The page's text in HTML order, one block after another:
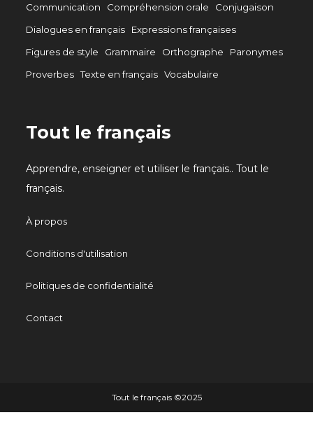
Communication Compréhension orale
Conjugaison
Dialogues en français
Expressions françaises
Figures de style
Grammaire Orthographe
Paronymes
Proverbes Texte en français Vocabulaire
Tout le français
Apprendre, enseigner et utiliser le français.. Tout le
français.
À propos
Conditions d'utilisation
Politiques de confidentialité
Contact
Tout le français ©️2025